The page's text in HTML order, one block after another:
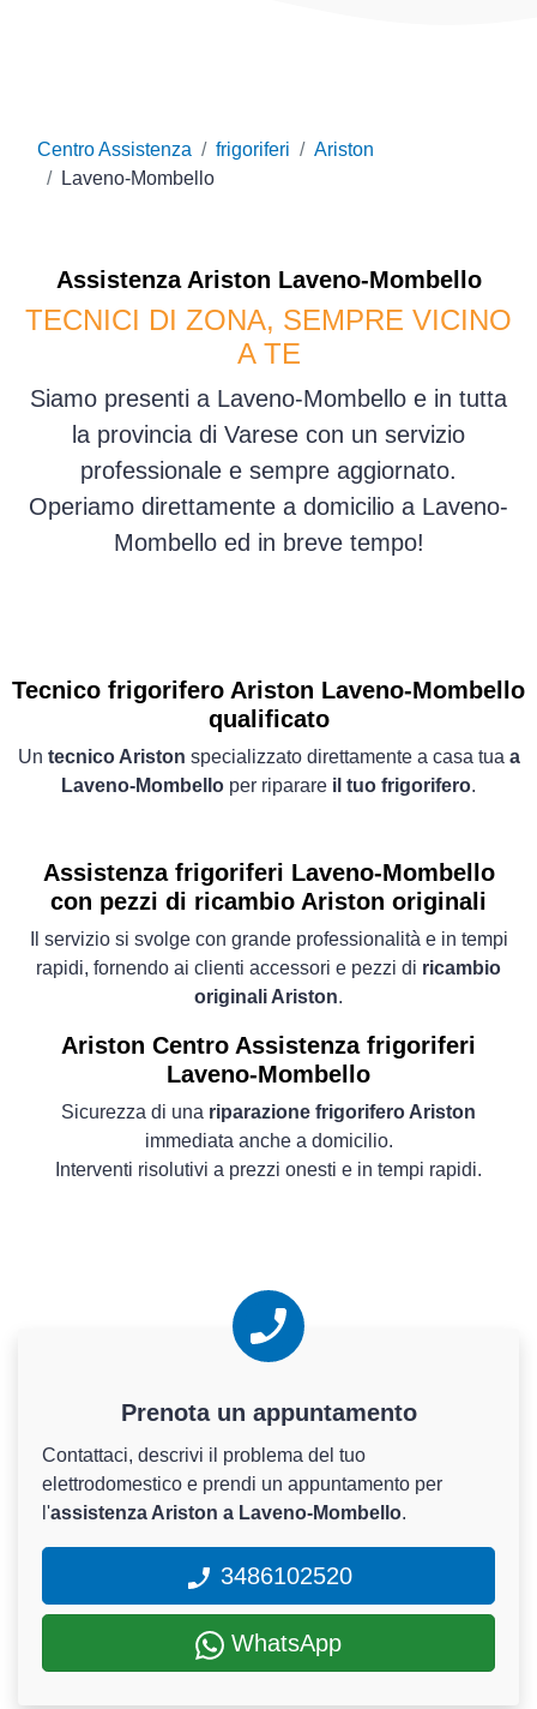
Centro Assistenza frigoriferi
Ariston
Laveno-Mombello
Assistenza Ariston Laveno-Mombello
TECNICI DI ZONA, SEMPRE VICINO
A TE
Siamo presenti a Laveno-Mombello e in tutta
la provincia di Varese con un servizio
professionale e sempre aggiornato.
Operiamo direttamente a domicilio a Laveno-
Mombello ed in breve tempo!
Tecnico frigorifero Ariston Laveno-Mombello
qualificato
Un tecnico Ariston specializzato direttamente a casa tua a
Laveno-Mombello per riparare il tuo frigorifero.
Assistenza frigoriferi Laveno-Mombello
con pezzi di ricambio Ariston originali
Il servizio si svolge con grande professionalità e in tempi
rapidi, fornendo ai clienti accessori e pezzi di ricambio
originali Ariston.
Ariston Centro Assistenza frigoriferi
Laveno-Mombello
Sicurezza di una riparazione frigorifero Ariston
immediata anche a domicilio.
Interventi risolutivi a prezzi onesti e in tempi rapidi.
Prenota un appuntamento
Contattaci, descrivi il problema del tuo
elettrodomestico e prendi un appuntamento per
l'assistenza Ariston a Laveno-Mombello.
3486102520
WhatsApp